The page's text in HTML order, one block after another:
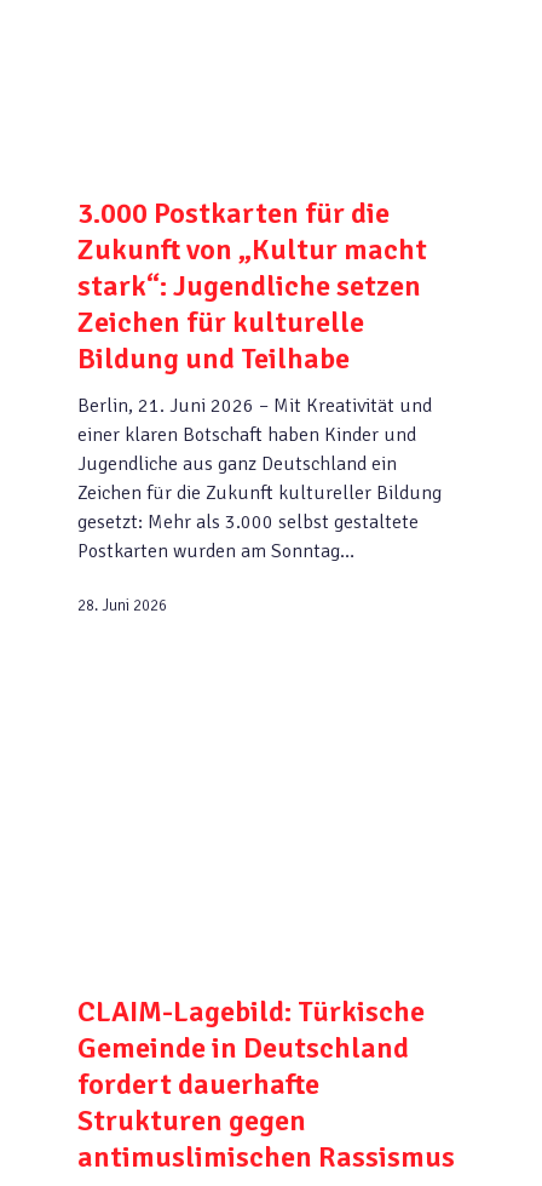
3.000 Postkarten für die
Zukunft von „Kultur macht
stark“: Jugendliche setzen
Zeichen für kulturelle
Bildung und Teilhabe
Berlin, 21. Juni 2026 – Mit Kreativität und
einer klaren Botschaft haben Kinder und
Jugendliche aus ganz Deutschland ein
Zeichen für die Zukunft kultureller Bildung
gesetzt: Mehr als 3.000 selbst gestaltete
Postkarten wurden am Sonntag…
28. Juni 2026
CLAIM-Lagebild: Türkische
Gemeinde in Deutschland
fordert dauerhafte
Strukturen gegen
antimuslimischen Rassismus